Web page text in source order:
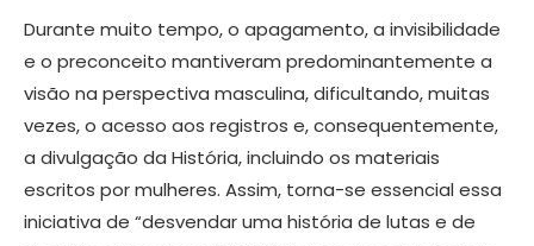
Durante muito tempo, o apagamento, a invisibilidade
e o preconceito mantiveram predominantemente a
visão na perspectiva masculina, dificultando, muitas
vezes, o acesso aos registros e, consequentemente,
a divulgação da História, incluindo os materiais
escritos por mulheres. Assim, torna-se essencial essa
iniciativa de “desvendar uma história de lutas e de